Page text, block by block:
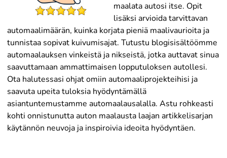
maalata autosi itse. Opit
lisäksi arvioida tarvittavan
automaalimäärän, kuinka korjata pieniä maalivaurioita ja
tunnistaa sopivat kuivumisajat. Tutustu blogisisältöömme
automaalauksen vinkeistä ja nikseistä, jotka auttavat sinua
saavuttamaan ammattimaisen lopputuloksen autollesi.
Ota halutessasi ohjat omiin automaaliprojekteihisi ja
saavuta upeita tuloksia hyödyntämällä
asiantuntemustamme automaalausalalla. Astu rohkeasti
kohti onnistunutta auton maalausta laajan artikkelisarjan
käytännön neuvoja ja inspiroivia ideoita hyödyntäen.